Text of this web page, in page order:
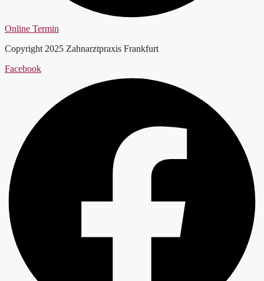
Online Termin
Copyright 2025 Zahnarztpraxis Frankfurt
Facebook